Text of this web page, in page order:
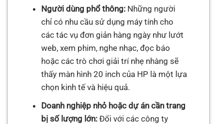
Người dùng phổ thông:Những người
chỉ có nhu cầu sử dụng máy tính cho
các tác vụ đơn giản hàng ngày như lướt
web, xem phim, nghe nhạc, đọc báo
hoặc các trò chơi giải trí nhẹ nhàng sẽ
thấy màn hình 20 inch của HP là một lựa
chọn kinh tế và hiệu quả.
Doanh nghiệp nhỏ hoặc dự án cần trang
bị số lượng lớn:Đối với các công ty